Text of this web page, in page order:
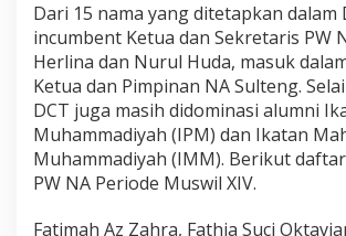
Dari 15 nama yang ditetapkan dalam
incumbent Ketua dan Sekretaris PW
Herlina dan Nurul Huda, masuk
Ketua dan Pimpinan NA Sulteng.
DCT juga masih didominasi alumni
Muhammadiyah (IPM) dan Ikatan
Muhammadiyah (IMM). Berikut
PW NA Periode Muswil XIV.
Fatimah Az Zahra, Fathia Suci